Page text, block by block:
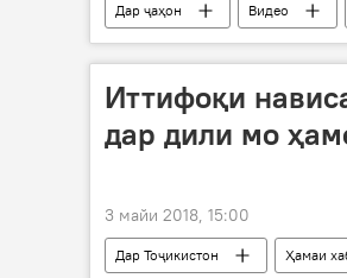
Дар ҷаҳон Видео
тела додан
Иттифоқи
дар дили мо
3 майи 2018, 15:00
Дар Тоҷикистон Ҳамаи